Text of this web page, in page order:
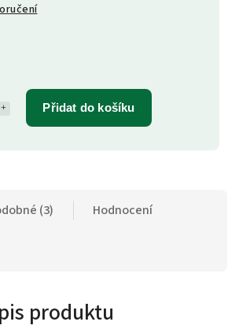
Přidat do košíku
(3) Hodnocení
produktu